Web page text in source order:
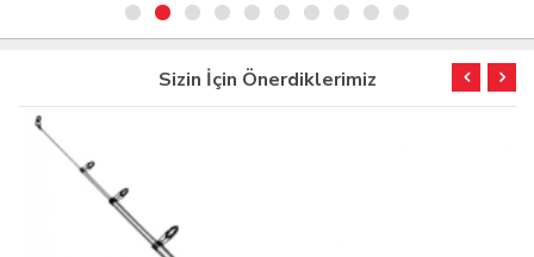
Sizin İçin Önerdiklerimiz